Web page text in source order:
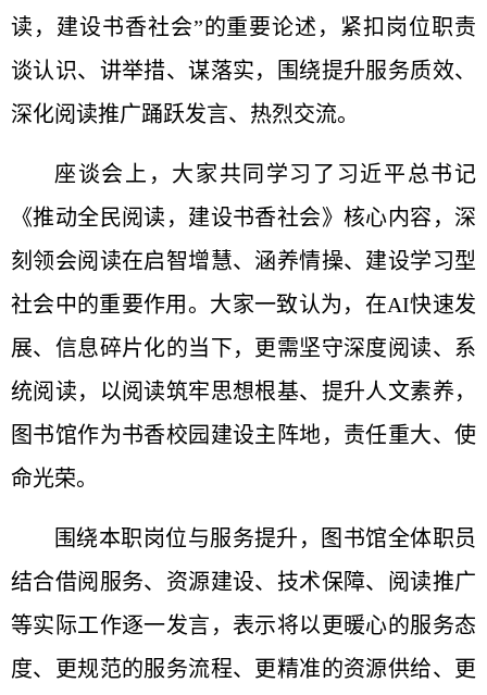
读，建设书香社会”的重要论述，紧扣岗位职责
谈认识、讲举措、谋落实，围绕提升服务质效、
深化阅读推广踊跃发言、热烈交流。
座谈会上，大家共同学习了习近平总书记
《推动全民阅读，建设书香社会》核心内容，深
刻领会阅读在启智增慧、涵养情操、建设学习型
社会中的重要作用。大家一致认为，在AI快速发
展、信息碎片化的当下，更需坚守深度阅读、系
统阅读，以阅读筑牢思想根基、提升人文素养，
图书馆作为书香校园建设主阵地，责任重大、使
命光荣。
围绕本职岗位与服务提升，图书馆全体职员
结合借阅服务、资源建设、技术保障、阅读推广
等实际工作逐一发言，表示将以更暖心的服务态
度、更规范的服务流程、更精准的资源供给、更